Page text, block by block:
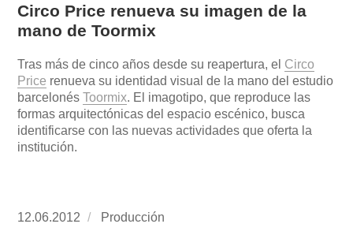
Circo Price renueva su imagen de la
mano de Toormix
Tras más de cinco años desde su reapertura, el Circo
Price renueva su identidad visual de la mano del estudio
barcelonés
Toormix. El imagotipo, que reproduce las
formas arquitectónicas del espacio escénico, busca
identificarse con las nuevas actividades que oferta la
institución.
Publicado
12.06.2012 https://www.experimenta.es/author/
Producción